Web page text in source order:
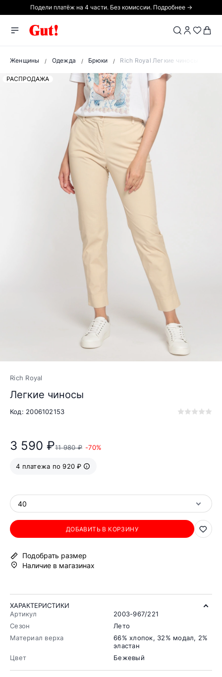
Подели платёж на 4 части. Без комиссии. Подробнее →
Женщины Одежда Брюки Rich Royal Легкие чиносы
РАСПРОДАЖА
Rich Royal
Легкие чиносы
Код: 2006102153
3 590 ₽11 980 ₽ -70%
4 платежа по 920 ₽
40
ДОБАВИТЬ В КОРЗИНУ
Подобрать размер
Наличие в магазинах
ХАРАКТЕРИСТИКИ
Артикул
2003-967/221
Сезон
Лето
Материал верха
66% хлопок, 32% модал, 2%
эластан
Цвет
Бежевый